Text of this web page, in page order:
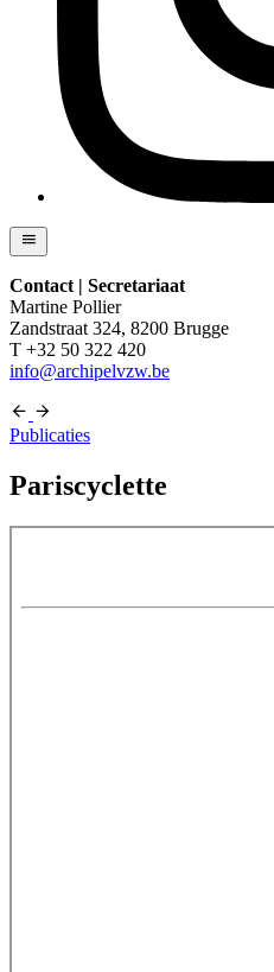
Contact | Secretariaat
Martine Pollier
Zandstraat 324, 8200 Brugge
T +32 50 322 420
info@archipelvzw.be
Publicaties
Pariscyclette